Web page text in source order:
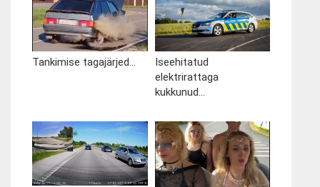
Tankimise tagajärjed...
Iseehitatud
elektrirattaga
kukkunud...